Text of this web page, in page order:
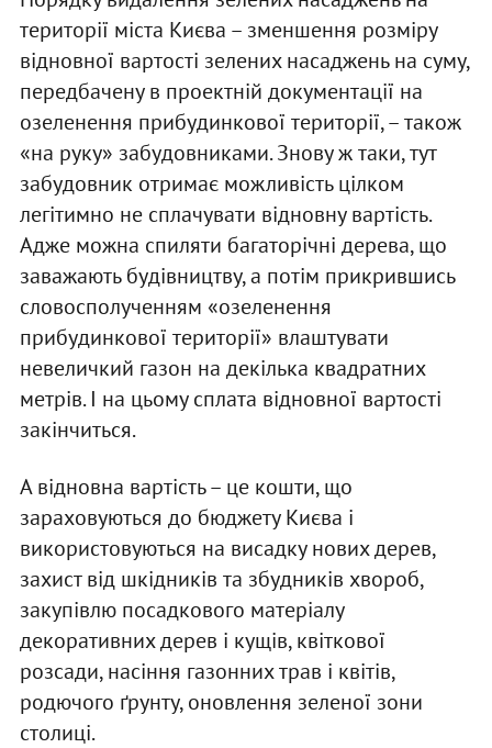
території міста Києва – зменшення розміру
відновної вартості зелених насаджень на суму,
передбачену в проектній документації на
озеленення прибудинкової території, – також
«на руку» забудовниками. Знову ж таки, тут
забудовник отримає можливість цілком
легітимно не сплачувати відновну вартість.
Адже можна спиляти багаторічні дерева, що
заважають будівництву, а потім прикрившись
словосполученням «озеленення
прибудинкової території» влаштувати
невеличкий газон на декілька квадратних
метрів. І на цьому сплата відновної вартості
закінчиться.
А відновна вартість – це кошти, що
зараховуються до бюджету Києва і
використовуються на висадку нових дерев,
захист від шкідників та збудників хвороб,
закупівлю посадкового матеріалу
декоративних дерев і кущів, квіткової
розсади, насіння газонних трав і квітів,
родючого ґрунту, оновлення зеленої зони
столиці.